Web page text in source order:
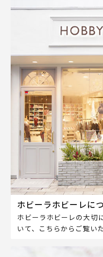
ホビーラホビーレに
ホビーラホビーレの大切
いて、こちらからご覧い